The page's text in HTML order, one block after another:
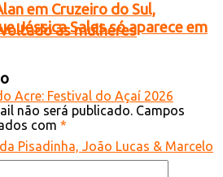
às mulheres
em Cruzeiro do Sul,
Jéssica Sales só aparece em
não será publicado. Campos
com *